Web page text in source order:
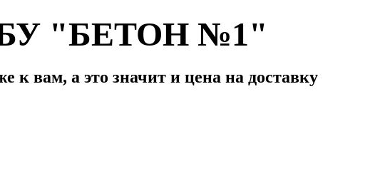
"БЕТОН №1"
вам, а это значит и цена на доставку